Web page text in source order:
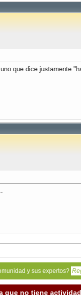
que dice justamente
y sus expertos?
no tiene